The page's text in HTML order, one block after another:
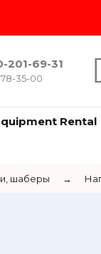
201-69-31
78-35-00
Rental
шаберы →